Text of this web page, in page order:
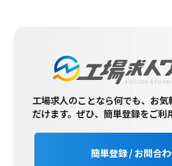
工場求人のことなら何でも、お気
だけます。ぜひ、簡単登録をご利
簡単登録 / お問合